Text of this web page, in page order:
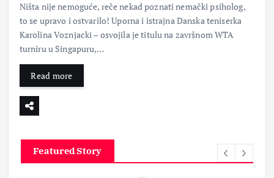
Ništa nije nemoguće, reče nekad poznati nemački psiholog,
to se upravo i ostvarilo! Uporna i istrajna Danska teniserka
Karolina Voznjacki – osvojila je titulu na završnom WTA
turniru u Singapuru,…
Read more
Featured Story